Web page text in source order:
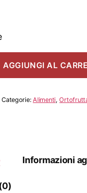
AGGIUNGI AL
Categorie:Alimenti,
Informazioni